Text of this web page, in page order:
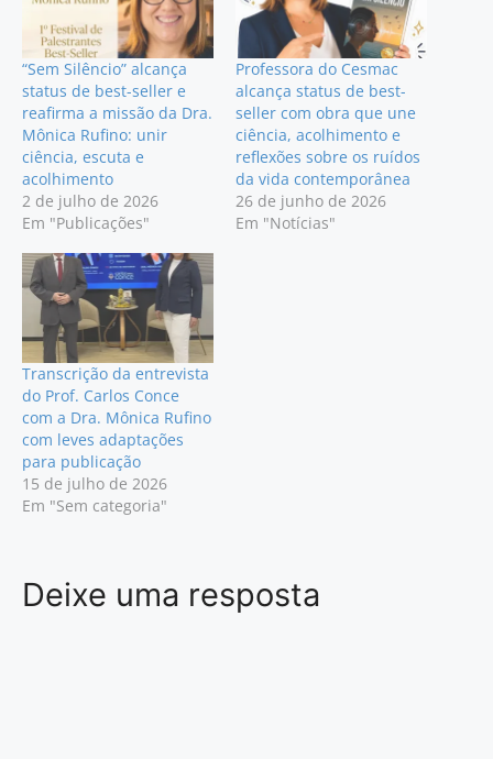
“Sem Silêncio” alcança
status de best-seller e
reafirma a missão da Dra.
Mônica Rufino: unir
ciência, escuta e
acolhimento
2 de julho de 2026
Em "Publicações"
Professora do Cesmac
alcança status de best-
seller com obra que une
ciência, acolhimento e
reflexões sobre os ruídos
da vida contemporânea
26 de junho de 2026
Em "Notícias"
Transcrição da entrevista
do Prof. Carlos Conce
com a Dra. Mônica Rufino
com leves adaptações
para publicação
15 de julho de 2026
Em "Sem categoria"
Deixe uma resposta